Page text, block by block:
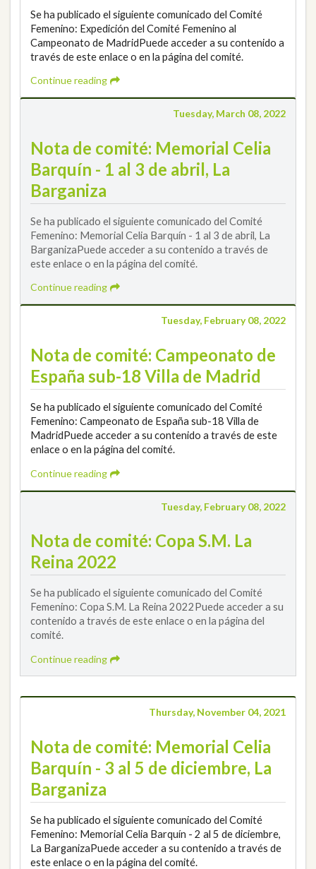
Se ha publicado el siguiente comunicado del Comité
Femenino: Expedición del Comité Femenino al
Campeonato de MadridPuede acceder a su contenido a
través de este enlace o en la página del comité.
Continue reading
Tuesday, March 08, 2022
Nota de comité: Memorial Celia
Barquín - 1 al 3 de abril, La
Barganiza
Se ha publicado el siguiente comunicado del Comité
Femenino: Memorial Celia Barquín - 1 al 3 de abril, La
BarganizaPuede acceder a su contenido a través de
este enlace o en la página del comité.
Continue reading
Tuesday, February 08, 2022
Nota de comité: Campeonato de
España sub-18 Villa de Madrid
Se ha publicado el siguiente comunicado del Comité
Femenino: Campeonato de España sub-18 Villa de
MadridPuede acceder a su contenido a través de este
enlace o en la página del comité.
Continue reading
Tuesday, February 08, 2022
Nota de comité: Copa S.M. La
Reina 2022
Se ha publicado el siguiente comunicado del Comité
Femenino: Copa S.M. La Reina 2022Puede acceder a su
contenido a través de este enlace o en la página del
comité.
Continue reading
Thursday, November 04, 2021
Nota de comité: Memorial Celia
Barquín - 3 al 5 de diciembre, La
Barganiza
Se ha publicado el siguiente comunicado del Comité
Femenino: Memorial Celia Barquín - 2 al 5 de diciembre,
La BarganizaPuede acceder a su contenido a través de
este enlace o en la página del comité.